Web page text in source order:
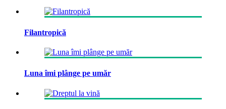
Filantropică
Luna îmi plânge pe umăr